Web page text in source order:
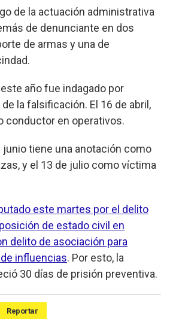
de la actuación administrativa
de denunciante en dos
de armas y una de
año fue indagado por
la falsificación. El 16 de abril,
conductor en operativos.
tiene una anotación como
y el 13 de julio como víctima
este martes por el delito
de estado civil en
delito de asociación para
influencias. Por esto, la
30 días de prisión preventiva.
Reportar